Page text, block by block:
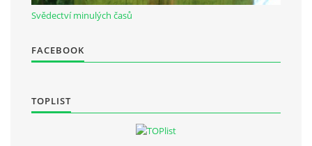
723 967 851
Svědectví minulých časů
FACEBOOK
TOPLIST